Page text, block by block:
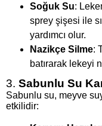
Soğuk Su:
sprey şişesi ile
yardımcı olur.
Nazikçe Silme:
batırarak lekeyi
3. Sabunlu Su
Sabunlu su, meyve
etkilidir: